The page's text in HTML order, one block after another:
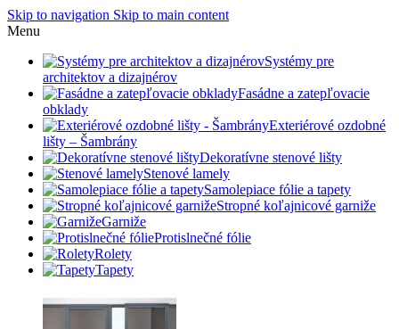
Skip to navigation Skip to main content
Menu
Systémy pre
architektov a dizajnérov
Fasádne a zatepľovacie
obklady
Exteriérové ozdobné
lišty – Šambrány
Dekoratívne stenové lišty
Stenové lamely
Samolepiace fólie a tapety
Stropné koľajnicové garniže
Garniže
Protislnečné fólie
Rolety
Tapety